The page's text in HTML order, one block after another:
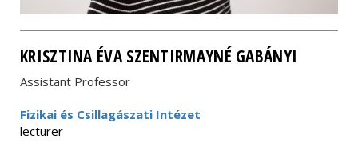
KRISZTINA ÉVA SZENTIRMAYNÉ GABÁNYI
Assistant Professor
Fizikai és Csillagászati Intézet
lecturer